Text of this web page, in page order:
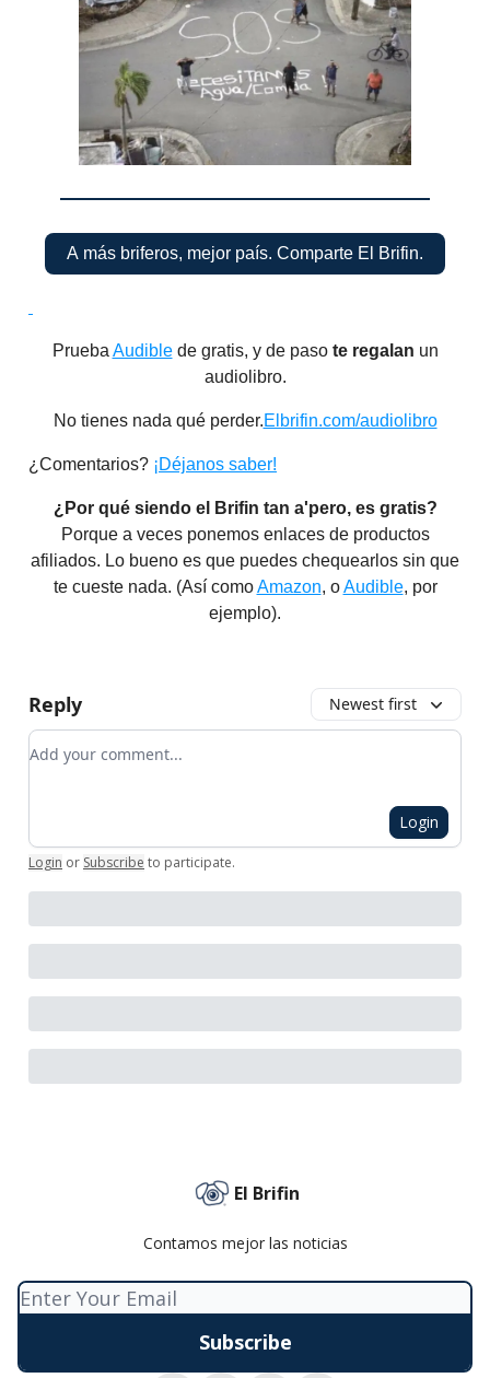
A más briferos, mejor país. Comparte El Brifin.
Prueba Audiblede gratis, y de paso te regalan un
audiolibro.
No tienes nada qué perder.Elbrifin.com/audiolibro
¿Comentarios? ¡Déjanos saber!
¿Por qué siendo el Brifin tan a'pero, es gratis?
Porque a veces ponemos enlaces de productos
afiliados. Lo bueno es que puedes chequearlos sin que
te cueste nada.​ (Así comoAmazon, oAudible, por
ejemplo).
Reply Newest first
Add your comment
Login
Login or Subscribe to participate.
El Brifin
Contamos mejor las noticias